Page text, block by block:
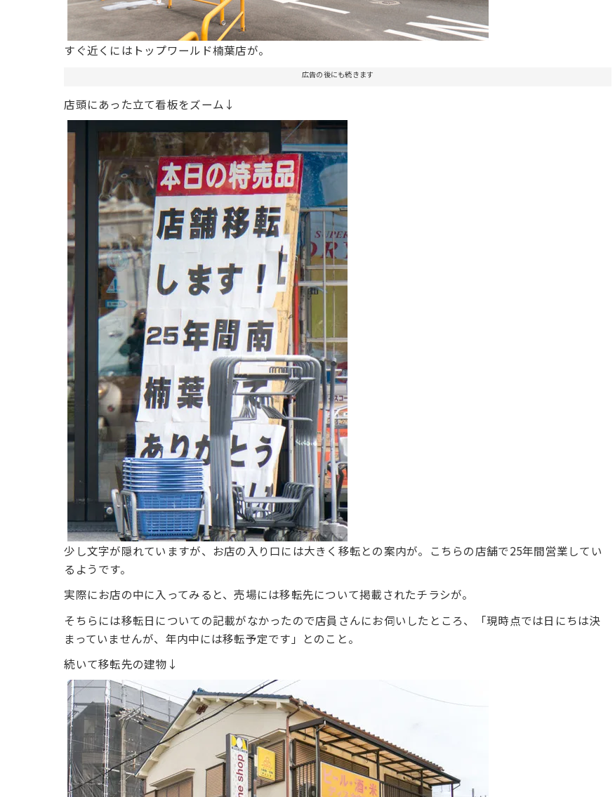
すぐ近くにはトップワールド楠葉店が。
広告の後にも続きます
店頭にあった立て看板をズーム↓
少し文字が隠れていますが、お店の入り口には大きく移転との案内が。こちらの店舗で25年間営業してい
るようです。
実際にお店の中に入ってみると、売場には移転先について掲載されたチラシが。
そちらには移転日についての記載がなかったので店員さんにお伺いしたところ、「現時点では日にちは決
まっていませんが、年内中には移転予定です」とのこと。
続いて移転先の建物↓